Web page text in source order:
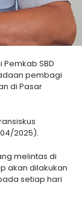
Pemkab SBD
pembagi
di Pasar
2025).
melintas di
akan dilakukan
setiap hari